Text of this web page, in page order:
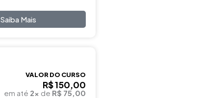
Saiba Mais
VALOR DO CURSO
R$ 150,00
em até 2x de R$ 75,00